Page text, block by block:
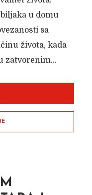
u domu
sa
života, kada
zatvorenim...